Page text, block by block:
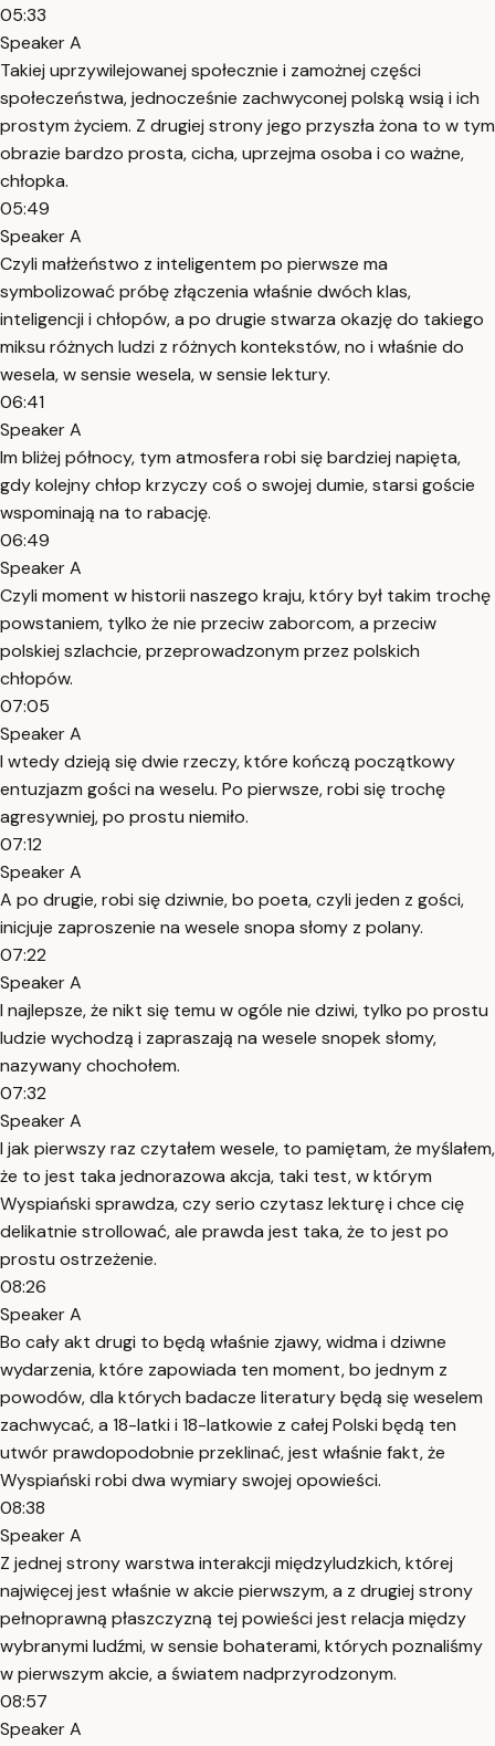
05:33
Speaker A
Takiej uprzywilejowanej społecznie i zamożnej części
społeczeństwa, jednocześnie zachwyconej polską wsią i ich
prostym życiem. Z drugiej strony jego przyszła żona to w tym
obrazie bardzo prosta, cicha, uprzejma osoba i co ważne,
chłopka.
05:49
Speaker A
Czyli małżeństwo z inteligentem po pierwsze ma
symbolizować próbę złączenia właśnie dwóch klas,
inteligencji i chłopów, a po drugie stwarza okazję do takiego
miksu różnych ludzi z różnych kontekstów, no i właśnie do
wesela, w sensie wesela, w sensie lektury.
06:41
Speaker A
Im bliżej północy, tym atmosfera robi się bardziej napięta,
gdy kolejny chłop krzyczy coś o swojej dumie, starsi goście
wspominają na to rabację.
06:49
Speaker A
Czyli moment w historii naszego kraju, który był takim trochę
powstaniem, tylko że nie przeciw zaborcom, a przeciw
polskiej szlachcie, przeprowadzonym przez polskich
chłopów.
07:05
Speaker A
I wtedy dzieją się dwie rzeczy, które kończą początkowy
entuzjazm gości na weselu. Po pierwsze, robi się trochę
agresywniej, po prostu niemiło.
07:12
Speaker A
A po drugie, robi się dziwnie, bo poeta, czyli jeden z gości,
inicjuje zaproszenie na wesele snopa słomy z polany.
07:22
Speaker A
I najlepsze, że nikt się temu w ogóle nie dziwi, tylko po prostu
ludzie wychodzą i zapraszają na wesele snopek słomy,
nazywany chochołem.
07:32
Speaker A
I jak pierwszy raz czytałem wesele, to pamiętam, że myślałem,
że to jest taka jednorazowa akcja, taki test, w którym
Wyspiański sprawdza, czy serio czytasz lekturę i chce cię
delikatnie strollować, ale prawda jest taka, że to jest po
prostu ostrzeżenie.
08:26
Speaker A
Bo cały akt drugi to będą właśnie zjawy, widma i dziwne
wydarzenia, które zapowiada ten moment, bo jednym z
powodów, dla których badacze literatury będą się weselem
zachwycać, a 18-latki i 18-latkowie z całej Polski będą ten
utwór prawdopodobnie przeklinać, jest właśnie fakt, że
Wyspiański robi dwa wymiary swojej opowieści.
08:38
Speaker A
Z jednej strony warstwa interakcji międzyludzkich, której
najwięcej jest właśnie w akcie pierwszym, a z drugiej strony
pełnoprawną płaszczyzną tej powieści jest relacja między
wybranymi ludźmi, w sensie bohaterami, których poznaliśmy
w pierwszym akcie, a światem nadprzyrodzonym.
08:57
Speaker A